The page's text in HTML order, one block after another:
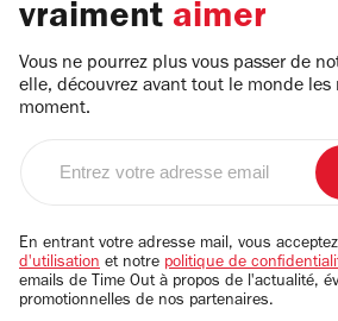
vraiment aimer
Vous ne pourrez plus vous passer de
elle, découvrez avant tout le monde
moment.
email
En entrant votre adresse mail, vous
d'utilisation et notre politique de
emails de Time Out à propos de l'actualité,
promotionnelles de nos partenaires.